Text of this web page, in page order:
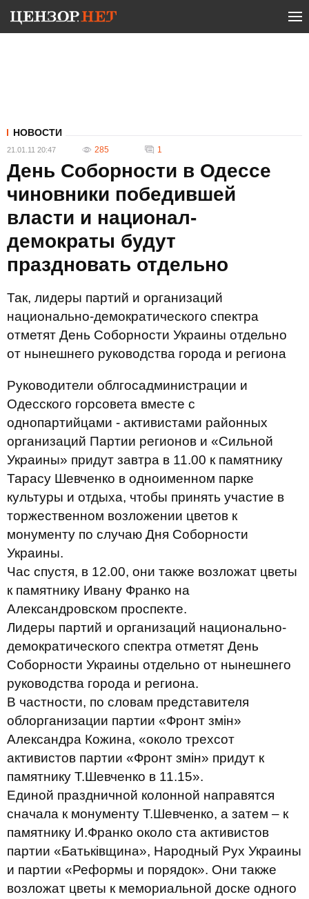
НОВОСТИ
21.01.11 20:47 285 1
День Соборности в Одессе
чиновники победившей
власти и национал-
демократы будут
праздновать отдельно
Так, лидеры партий и организаций
национально-демократического спектра
отметят День Соборности Украины отдельно
от нынешнего руководства города и региона
Руководители облгосадминистрации и
Одесского горсовета вместе с
однопартийцами - активистами районных
организаций Партии регионов и «Сильной
Украины» придут завтра в 11.00 к памятнику
Тарасу Шевченко в одноименном парке
культуры и отдыха, чтобы принять участие в
торжественном возложении цветов к
монументу по случаю Дня Соборности
Украины.
Час спустя, в 12.00, они также возложат цветы
к памятнику Ивану Франко на
Александровском проспекте.
Лидеры партий и организаций национально-
демократического спектра отметят День
Соборности Украины отдельно от нынешнего
руководства города и региона.
В частности, по словам представителя
облорганизации партии «Фронт змін»
Александра Кожина, «около трехсот
активистов партии «Фронт змін» придут к
памятнику Т.Шевченко в 11.15».
Единой праздничной колонной направятся
сначала к монументу Т.Шевченко, а затем – к
памятнику И.Франко около ста активистов
партии «Батьківщина», Народный Рух Украины
и партии «Реформы и порядок». Они также
возложат цветы к мемориальной доске одного